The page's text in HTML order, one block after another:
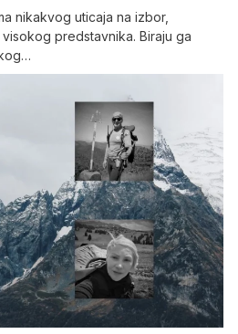
nikakvog uticaja na izbor,
predstavnika. Biraju ga